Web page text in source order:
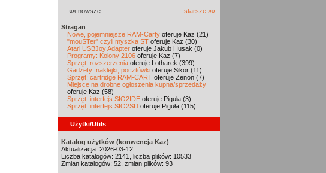
«« nowsze starsze »»
Stragan
Nowe, pojemniejsze RAM-Carty oferuje Kaz (21)
"mouSTer" czyli myszka ST oferuje Kaz (30)
Atari USBJoy Adapter oferuje Jakub Husak (0)
Programy: Kolony 2106 oferuje Kaz (7)
Sprzęt: rozszerzenia oferuje Lotharek (399)
Gadżety: naklejki, pocztówki oferuje Sikor (11)
Sprzęt: cartridge RAM-CART oferuje Zenon (7)
Miejsce na drobne ogłoszenia kupna/sprzedaży
oferuje Kaz (58)
Sprzęt: interfejs SIO2IDE oferuje Piguła (3)
Sprzęt: interfejs SIO2SD oferuje Piguła (115)
Użytki/Utils
Katalog użytków (konwencja Kaz)
Aktualizacja: 2026-03-12
Liczba katalogów: 2141, liczba plików: 10533
Zmian katalogów: 52, zmian plików: 93